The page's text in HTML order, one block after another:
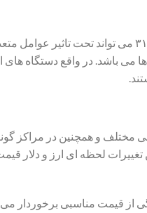
بهتر است بدانید که قیمت شارپ ۳۱۰۰ می
ها می باشد. در واقع دستگاه
های زمانی مختلف و همچنین در
لحظه ای ارز و دلار قیمت
از قیمت مناسبی برخوردار می